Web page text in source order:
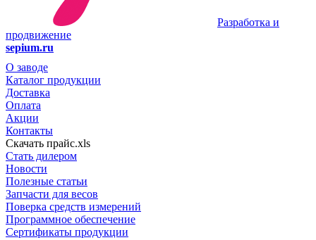
Разработка и
продвижение
sepium.ru
О заводе
Каталог продукции
Доставка
Оплата
Акции
Контакты
Скачать прайс.xls
Стать дилером
Новости
Полезные статьи
Запчасти для весов
Поверка средств измерений
Программное обеспечение
Сертификаты продукции